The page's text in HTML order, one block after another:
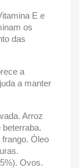
E e
os
das
a
a manter
Arroz
beterraba.
Óleo
Ovos.